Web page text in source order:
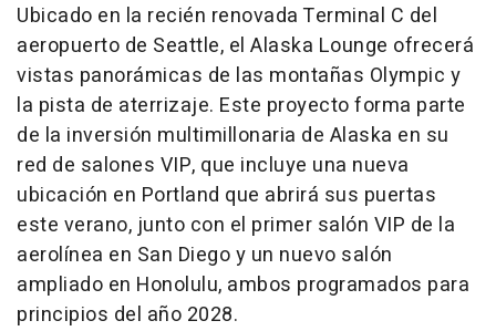
Ubicado en la recién renovada Terminal C del
aeropuerto de Seattle, el Alaska Lounge ofrecerá
vistas panorámicas de las montañas Olympic y
la pista de aterrizaje. Este proyecto forma parte
de la inversión multimillonaria de Alaska en su
red de salones VIP, que incluye una nueva
ubicación en Portland que abrirá sus puertas
este verano, junto con el primer salón VIP de la
aerolínea en San Diego y un nuevo salón
ampliado en Honolulu, ambos programados para
principios del año 2028.